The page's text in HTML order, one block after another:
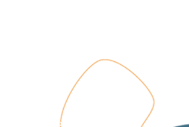
Зв'яжіться з нами